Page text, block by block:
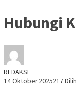
Hubungi
REDAKSI
14 Oktober 2025217